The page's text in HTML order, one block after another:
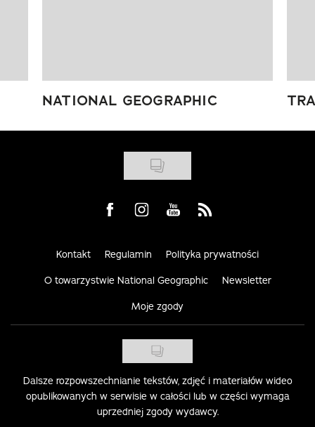
NATIONAL GEOGRAPHIC
Visit us on Facebook
Visit us on Instagram
Visit us on Youtube
Visit us on Rss
Kontakt Regulamin Polityka prywatności
O towarzystwie National Geographic Newsletter
Moje zgody
Dalsze rozpowszechnianie tekstów, zdjęć i materiałów wideo
opublikowanych w serwisie w całości lub w części wymaga
uprzedniej zgody wydawcy.